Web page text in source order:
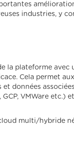
industries, y
la plateforme avec
Cela permet
données
VMWare etc.)
multi/hybride